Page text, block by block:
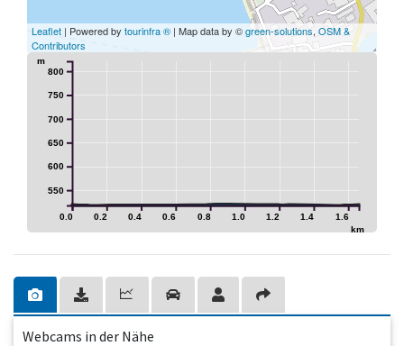
Leaflet | Powered by tourinfra ® | Map data by ©green-solutions, OSM &
Contributors
0.0 0.2 0.4 0.6 0.8 1.0 1.2 1.4 1.6
km
550
600
650
700
750
800
m
Webcams in der Nähe